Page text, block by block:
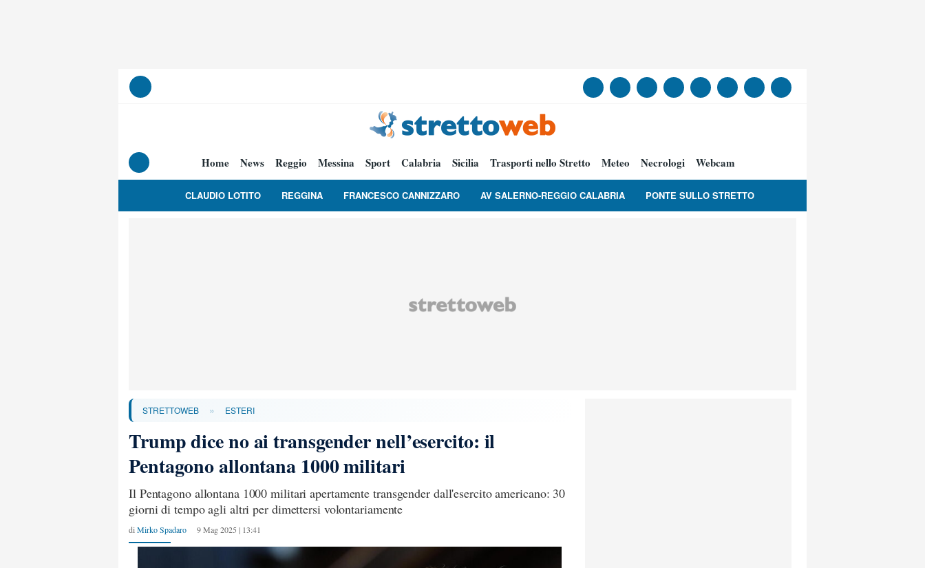
Home News Reggio Messina Sport Calabria Sicilia Trasporti nello Stretto Meteo Necrologi Webcam
CLAUDIO LOTITO REGGINA FRANCESCO CANNIZZARO AV SALERNO-REGGIO CALABRIA PONTE SULLO STRETTO
STRETTOWEB » ESTERI
Trump dice no ai transgender nell’esercito: il
Pentagono allontana 1000 militari
Il Pentagono allontana 1000 militari apertamente transgender dall'esercito americano: 30
giorni di tempo agli altri per dimettersi volontariamente
di Mirko Spadaro 9 Mag 2025 | 13:41